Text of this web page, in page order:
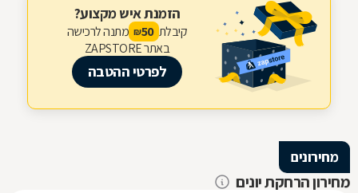
הזמנת איש מקצוע?
קיבלת 50
₪ מתנה לרכישה
באתר ZAPSTORE
לפרטי ההטבה
מחירונים
מחירון הרחקת יונים